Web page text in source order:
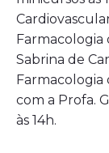
Farmacologia
Sabrina de
Farmacologia
com a Profa.
às 14h.